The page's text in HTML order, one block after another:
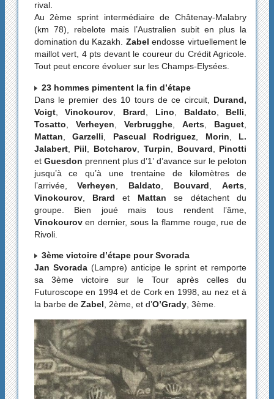
rival.
Au 2ème sprint intermédiaire de Châtenay-Malabry
(km 78), rebelote mais l’Australien subit en plus la
domination du Kazakh. Zabel endosse virtuellement le
maillot vert, 4 pts devant le coureur du Crédit Agricole.
Tout peut encore évoluer sur les Champs-Elysées.
23 hommes pimentent la fin d’étape
Dans le premier des 10 tours de ce circuit, Durand,
Voigt,Vinokourov Brard Lino Baldato Belli
Tosatto
Verheyen Verbrugghe,Aerts Baguet
Mattan ,Garzelli Pascual Rodriguez Morin
L.
Jalabert, Piil Botcharov Turpin Bouvard
Pinotti
et Guesdon prennent plus d’1’ d’avance sur le peloton
jusqu’à ce qu’à une trentaine de kilomètres de
l’arrivée,Verheyen Baldato Bouvard ,Aerts
Vinokourov, Brard et Mattan se détachent du
groupe. Bien joué mais tous rendent l’âme,
Vinokouroven dernier, sous la flamme rouge, rue de
Rivoli.
3ème victoire d’étape pour Svorada
Jan Svorada(Lampre) anticipe le sprint et remporte
sa 3ème victoire sur le Tour après celles du
Futuroscope en 1994 et de Cork en 1998, au nez et à
la barbe de Zabel, 2ème, et d’O’Grady, 3ème.